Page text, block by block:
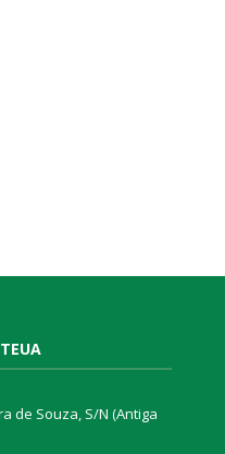
de Souza, S/N (Antiga